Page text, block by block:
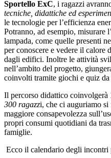
Sportello ExC, i ragazzi
tecniche, didattiche ed
le tecnologie per l’efficienza
Potranno, ad esempio, misurare
lampada, come quelle presenti
per conoscere e vedere il calore
dagli edifici. Inoltre le attività
nell’ambito del progetto,
coinvolti tramite giochi e quiz da
Il percorso didattico coinvolgerà
300 ragazzi, che ci auguriamo si
maggiore consapevolezza
propri consumi quotidiani da
famiglie.
Ecco il calendario degli incontri